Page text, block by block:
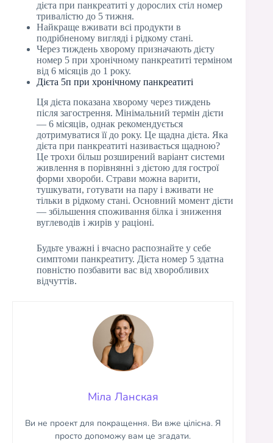
дієта при панкреатиті у дорослих стіл номер
тривалістю до 5 тижня.
Найкраще вживати всі продукти в
подрібненому вигляді і рідкому стані.
Через тиждень хворому призначають дієту
номер 5 при хронічному панкреатиті терміном
від 6 місяців до 1 року.
Дієта 5п при хронічному панкреатиті
Ця дієта показана хворому через тиждень
після загострення. Мінімальний термін дієти
— 6 місяців, однак рекомендується
дотримуватися її до року. Це щадна дієта. Яка
дієта при панкреатиті називається щадною?
Це трохи більш розширений варіант системи
живлення в порівнянні з дієтою для гострої
форми хвороби. Страви можна варити,
тушкувати, готувати на пару і вживати не
тільки в рідкому стані. Основний момент дієти
— збільшення споживання білка і зниження
вуглеводів і жирів у раціоні.
Будьте уважні і вчасно распознайте у себе
симптоми панкреатиту. Дієта номер 5 здатна
повністю позбавити вас від хворобливих
відчуттів.
Міла Ланская
Ви не проект для покращення. Ви вже цілісна. Я
просто допоможу вам це згадати.